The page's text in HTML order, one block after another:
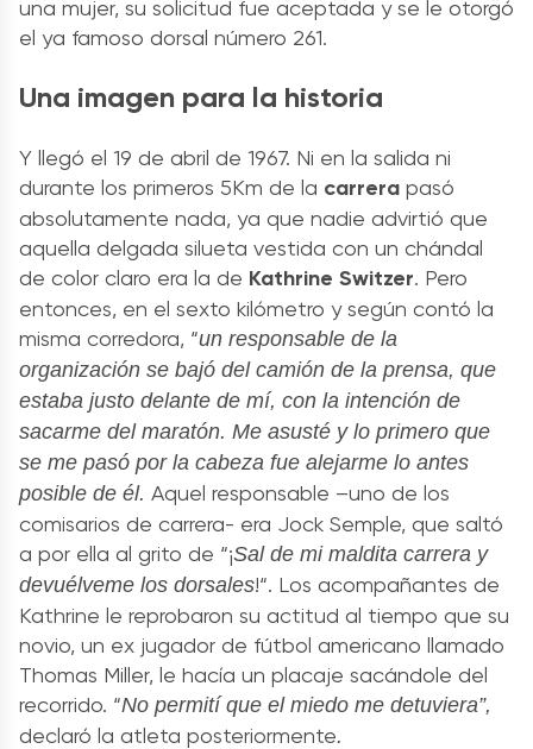
una mujer, su solicitud fue aceptada y se le otorgó
el ya famoso dorsal número 261.
Una imagen para la historia
Y llegó el 19 de abril de 1967. Ni en la salida ni
durante los primeros 5Km de la carrera pasó
absolutamente nada, ya que nadie advirtió que
aquella delgada silueta vestida con un chándal
de color claro era la de Kathrine Switzer. Pero
entonces, en el sexto kilómetro y según contó la
misma corredora, “un responsable de la
organización se bajó del camión de la prensa, que
estaba justo delante de mí, con la intención de
sacarme del maratón. Me asusté y lo primero que
se me pasó por la cabeza fue alejarme lo antes
posible de él. Aquel responsable –uno de los
comisarios de carrera- era Jock Semple, que saltó
a por ella al grito de “¡Sal de mi maldita carrera y
devuélveme los dorsales!“. Los acompañantes de
Kathrine le reprobaron su actitud al tiempo que su
novio, un ex jugador de fútbol americano llamado
Thomas Miller, le hacía un placaje sacándole del
recorrido. “No permití que el miedo me detuviera”,
declaró la atleta posteriormente.